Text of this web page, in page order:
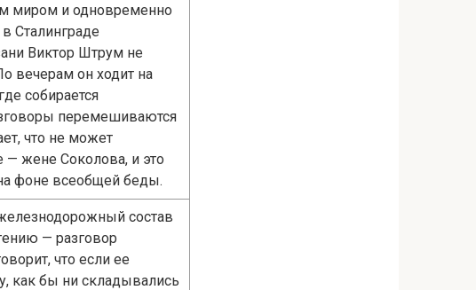
миром и одновременно
Сталинграде
Виктор Штрум не
вечерам он ходит на
собирается
перемешиваются
что не может
жене Соколова, и это
фоне всеобщей беды.
состав
— разговор
что если ее
как бы ни складывались